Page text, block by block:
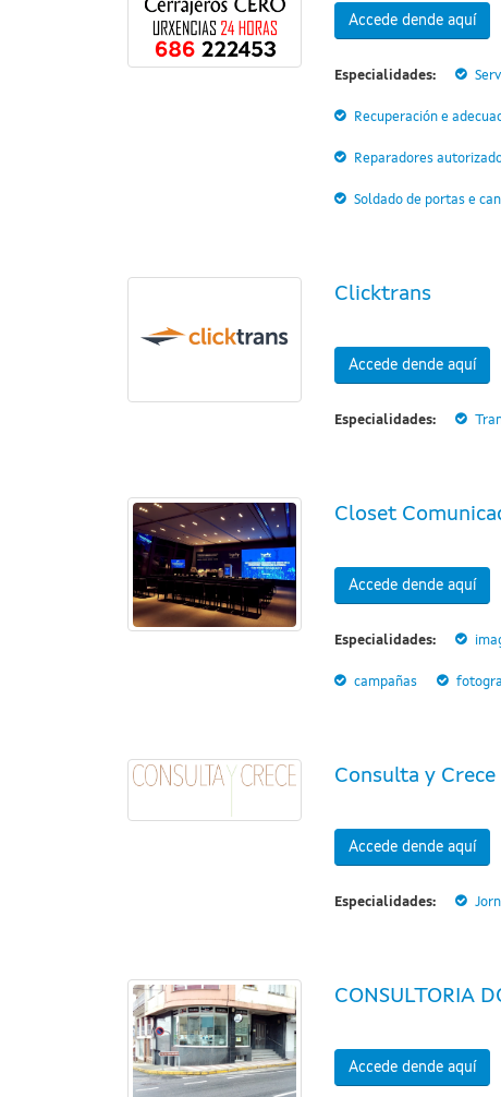
Accede dende aquí
Especialidades:
Recuperación e
Reparadores
Soldado de portas e
Clicktrans
Accede dende aquí
Especialidades:
Closet
Accede dende aquí
Especialidades:
campañas
Consulta y
Accede dende aquí
Especialidades:
CONSULTORIA
Accede dende aquí